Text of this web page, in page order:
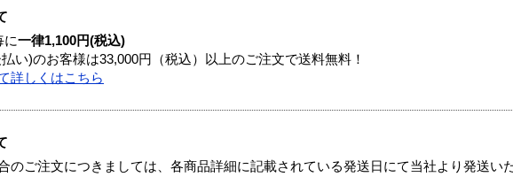
に一律1,100円(税込)
い)のお客様は33,000円（税込）以上のご注文で送料無料！
詳しくはこちら
のご注文につきましては、各商品詳細に記載されている発送日にて当社より発送い